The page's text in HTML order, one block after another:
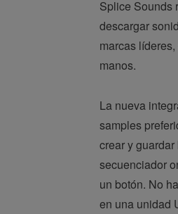
Splice Sounds
descargar
marcas
manos.
La nueva
samples
crear y
secuenciador
un botón. No
en una unidad